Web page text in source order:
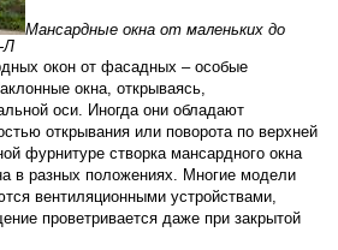
Мансардные окна от маленьких до
Л
окон от фасадных – особые
окна, открываясь,
оси. Иногда они обладают
открывания или поворота по верхней
фурнитуре створка мансардного окна
в разных положениях. Многие модели
вентиляционными устройствами,
проветривается даже при закрытой